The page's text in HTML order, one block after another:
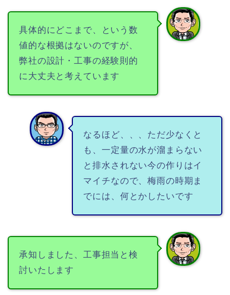
具体的にどこまで、という数
値的な根拠はないのですが、
弊社の設計・工事の経験則的
に大丈夫と考えています
なるほど、、、ただ少なくと
も、一定量の水が溜まらない
と排水されない今の作りはイ
マイチなので、梅雨の時期ま
でには、何とかしたいです
承知しました、工事担当と検
討いたします